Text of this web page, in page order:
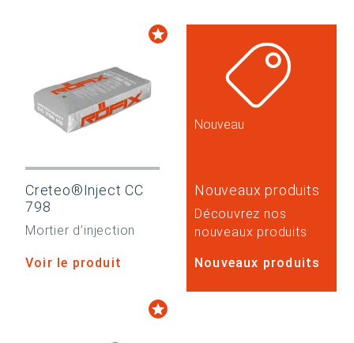
Creteo®Inject CC
798
Mortier d’injection
Voir le produit
Nouveau
Nouveaux produits
Découvrez nos
nouveaux produits
Nouveaux produits